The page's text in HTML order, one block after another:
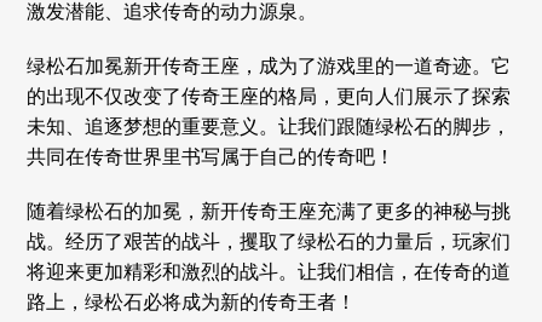
激发潜能、追求传奇的动力源泉。
绿松石加冕新开传奇王座，成为了游戏里的一道奇迹。它
的出现不仅改变了传奇王座的格局，更向人们展示了探索
未知、追逐梦想的重要意义。让我们跟随绿松石的脚步，
共同在传奇世界里书写属于自己的传奇吧！
随着绿松石的加冕，新开传奇王座充满了更多的神秘与挑
战。经历了艰苦的战斗，攫取了绿松石的力量后，玩家们
将迎来更加精彩和激烈的战斗。让我们相信，在传奇的道
路上，绿松石必将成为新的传奇王者！